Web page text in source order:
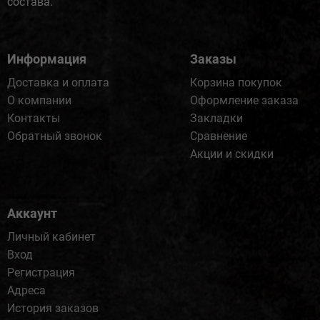
Информация
Доставка и оплата
О компании
Контакты
Обратный звонок
Заказы
Корзина покупок
Оформление заказа
Закладки
Сравнение
Акции и скидки
Аккаунт
Личный кабинет
Вход
Регистрация
Адреса
История заказов